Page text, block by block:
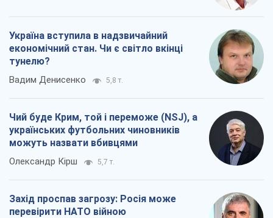
Україна вступила в надзвичайний
економічний стан. Чи є світло вкінці
тунелю?
Вадим Денисенко 5,8 т.
Чий буде Крим, той і переможе (NSJ), а
українських футбольних чиновників
можуть назвати вбивцями
Олександр Кірш 5,7 т.
Захід проспав загрозу: Росія може
перевірити НАТО війною